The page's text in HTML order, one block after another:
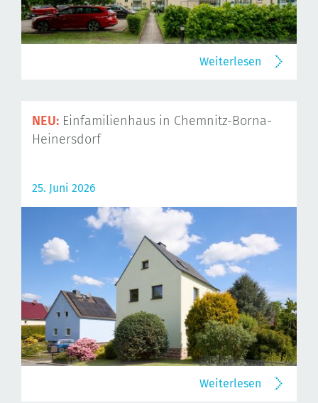
Weiterlesen
NEU: Einfamilienhaus in Chemnitz-Borna-
Heinersdorf
25. Juni 2026
Weiterlesen